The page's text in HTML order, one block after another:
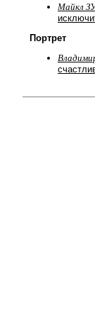
Майкл
Портрет